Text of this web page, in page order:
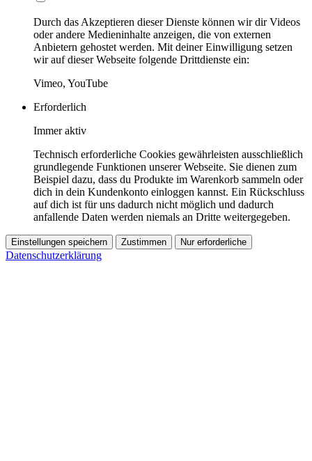
Durch das Akzeptieren dieser Dienste können wir dir Videos
oder andere Medieninhalte anzeigen, die von externen
Anbietern gehostet werden. Mit deiner Einwilligung setzen
wir auf dieser Webseite folgende Drittdienste ein:
Vimeo, YouTube
Erforderlich
Immer aktiv
Technisch erforderliche Cookies gewährleisten ausschließlich
grundlegende Funktionen unserer Webseite. Sie dienen zum
Beispiel dazu, dass du Produkte im Warenkorb sammeln oder
dich in dein Kundenkonto einloggen kannst. Ein Rückschluss
auf dich ist für uns dadurch nicht möglich und dadurch
anfallende Daten werden niemals an Dritte weitergegeben.
Einstellungen speichern Zustimmen Nur erforderliche
Datenschutzerklärung